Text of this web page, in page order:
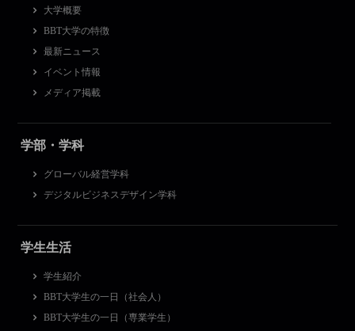
大学概要
BBT大学の特徴
最新ニュース
イベント情報
メディア掲載
学部・学科
グローバル経営学科
デジタルビジネスデザイン学科
学生生活
学生紹介
BBT大学生の一日（社会人）
BBT大学生の一日（専業学生）